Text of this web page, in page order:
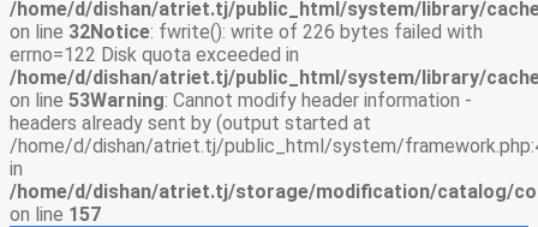
/home/d/dishan/atriet.tj/public_html/system/library/
on line 32Notice: fwrite(): write of 226 bytes failed with
errno=122 Disk quota exceeded in
/home/d/dishan/atriet.tj/public_html/system/library/
on line 53Warning: Cannot modify header information -
headers already sent by (output started at
/home/d/dishan/atriet.tj/public_html/system/
in
/home/d/dishan/atriet.tj/storage/modification/catalog/
on line 157